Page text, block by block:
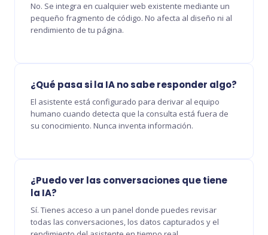
No. Se integra en cualquier web existente mediante un
pequeño fragmento de código. No afecta al diseño ni al
rendimiento de tu página.
¿Qué pasa si la IA no sabe responder algo?
El asistente está configurado para derivar al equipo
humano cuando detecta que la consulta está fuera de
su conocimiento. Nunca inventa información.
¿Puedo ver las conversaciones que tiene
la IA?
Sí. Tienes acceso a un panel donde puedes revisar
todas las conversaciones, los datos capturados y el